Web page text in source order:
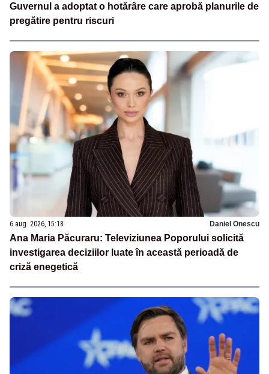
Guvernul a adoptat o hotărâre care aprobă planurile de
pregătire pentru riscuri
6 aug. 2026, 15:18 Daniel Onescu
Ana Maria Păcuraru: Televiziunea Poporului solicită
investigarea deciziilor luate în această perioadă de
criză enegetică